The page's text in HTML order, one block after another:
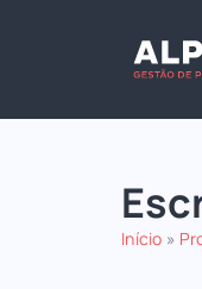
Início »